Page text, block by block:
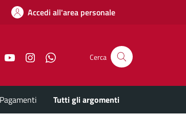
Accedi all'area personale
YouTubeInstagramWhatsappCerca
Pagamenti Tutti gli argomenti